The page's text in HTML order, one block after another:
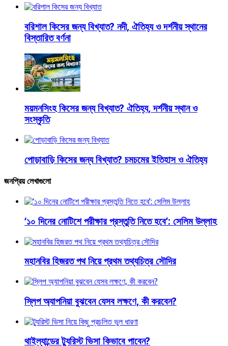
বরিশাল কিসের জন্য বিখ্যাত? নদী, ঐতিহ্য ও দর্শনীয় স্থানের
বিস্তারিত বর্ণনা
ময়মনসিংহ কিসের জন্য বিখ্যাত? ঐতিহ্য, দর্শনীয় স্থান ও
সংস্কৃতি
পোড়াবাড়ি কিসের জন্য বিখ্যাত? চমচমের ইতিহাস ও ঐতিহ্য
জনপ্রিয় লেখাগুলো
‘১০ দিনের নোটিশে পরীক্ষার প্রস্তুতি নিতে হবে’: সেলিম উল্লাহ
মহানবির হিজরত পথ নিয়ে প্রথম তথ্যচিত্র সৌদির
স্লিপ অ্যাপনিয়া বুঝবেন যেসব লক্ষণে, কী করবেন?
থাইল্যান্ডের ট্যুরিস্ট ভিসা কিভাবে পাবেন?